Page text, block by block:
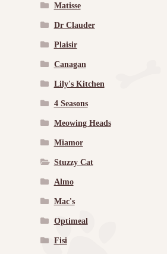
Matisse
Dr Clauder
Plaisir
Canagan
Lily's Kitchen
4 Seasons
Meowing Heads
Miamor
Stuzzy Cat
Almo
Mac's
Optimeal
Fisi